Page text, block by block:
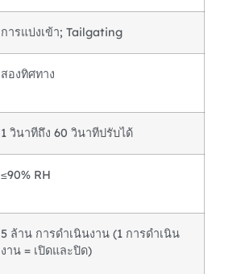
การแบ่งเข้า; Tailgating
สองทิศทาง
1 วินาทีถึง 60 วินาทีปรับได้
≤90% RH
5 ล้าน การดำเนินงาน (1 การดำเนิน
งาน = เปิดและปิด)